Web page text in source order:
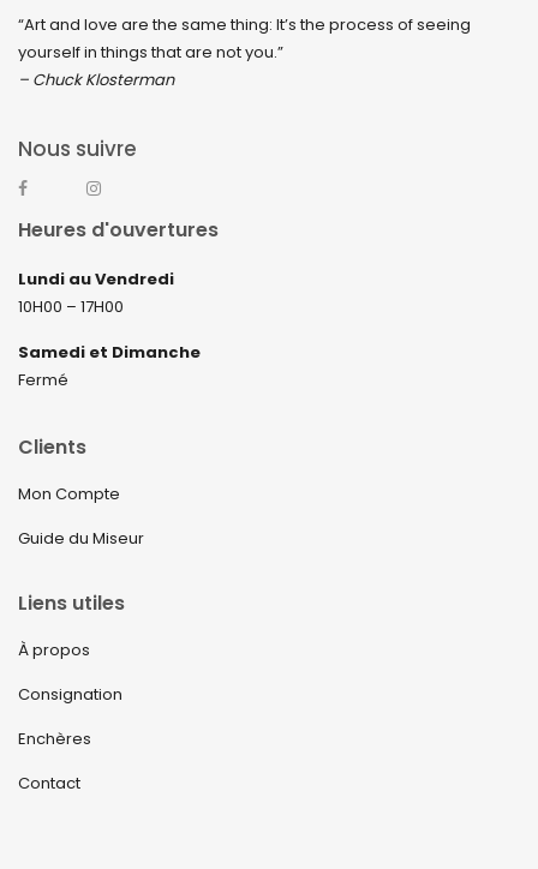
“Art and love are the same thing: It’s the process of seeing
yourself in things that are not you.”
– Chuck Klosterman
Nous suivre
Heures d'ouvertures
Lundi au Vendredi
10H00 – 17H00
Samedi et Dimanche
Fermé
Clients
Mon Compte
Guide du Miseur
Liens utiles
À propos
Consignation
Enchères
Contact